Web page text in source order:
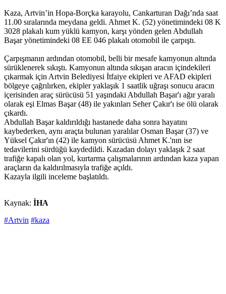
Kaza, Artvin’in Hopa-Borçka karayolu, Cankarturan Dağı’nda saat
11.00 sıralarında meydana geldi. Ahmet K. (52) yönetimindeki 08 K
3028 plakalı kum yüklü kamyon, karşı yönden gelen Abdullah
Başar yönetimindeki 08 EE 046 plakalı otomobil ile çarpıştı.
Çarpışmanın ardından otomobil, belli bir mesafe kamyonun altında
sürüklenerek sıkıştı. Kamyonun altında sıkışan aracın içindekileri
çıkarmak için Artvin Belediyesi İtfaiye ekipleri ve AFAD ekipleri
bölgeye çağrılırken, ekipler yaklaşık 1 saatlik uğraşı sonucu aracın
içerisinden araç sürücüsü 51 yaşındaki Abdullah Başar'ı ağır yaralı
olarak eşi Elmas Başar (48) ile yakınları Seher Çakır'ı ise ölü olarak
çıkardı.
Abdullah Başar kaldırıldığı hastanede daha sonra hayatını
kaybederken, aynı araçta bulunan yaralılar Osman Başar (37) ve
Yüksel Çakır'ın (42) ile kamyon sürücüsü Ahmet K.'nın ise
tedavilerini sürdüğü kaydedildi. Kazadan dolayı yaklaşık 2 saat
trafiğe kapalı olan yol, kurtarma çalışmalarının ardından kaza yapan
araçların da kaldırılmasıyla trafiğe açıldı.
Kazayla ilgili inceleme başlatıldı.
Kaynak: İHA
#Artvin #kaza